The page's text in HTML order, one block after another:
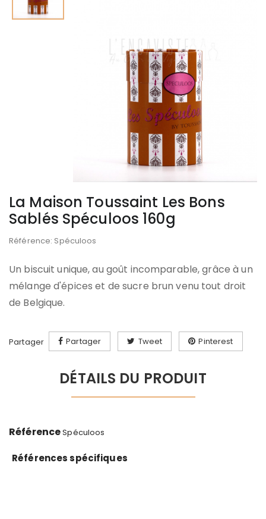
La Maison Toussaint Les Bons
Sablés Spéculoos 160g
Référence: Spéculoos
Un biscuit unique, au goût incomparable, grâce à un
mélange d'épices et de sucre brun venu tout droit
de Belgique.
Partager Partager Tweet Pinterest
DÉTAILS DU PRODUIT
RéférenceSpéculoos
Références spécifiques